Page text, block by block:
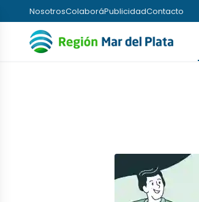
NosotrosColaboráPublicidadContacto